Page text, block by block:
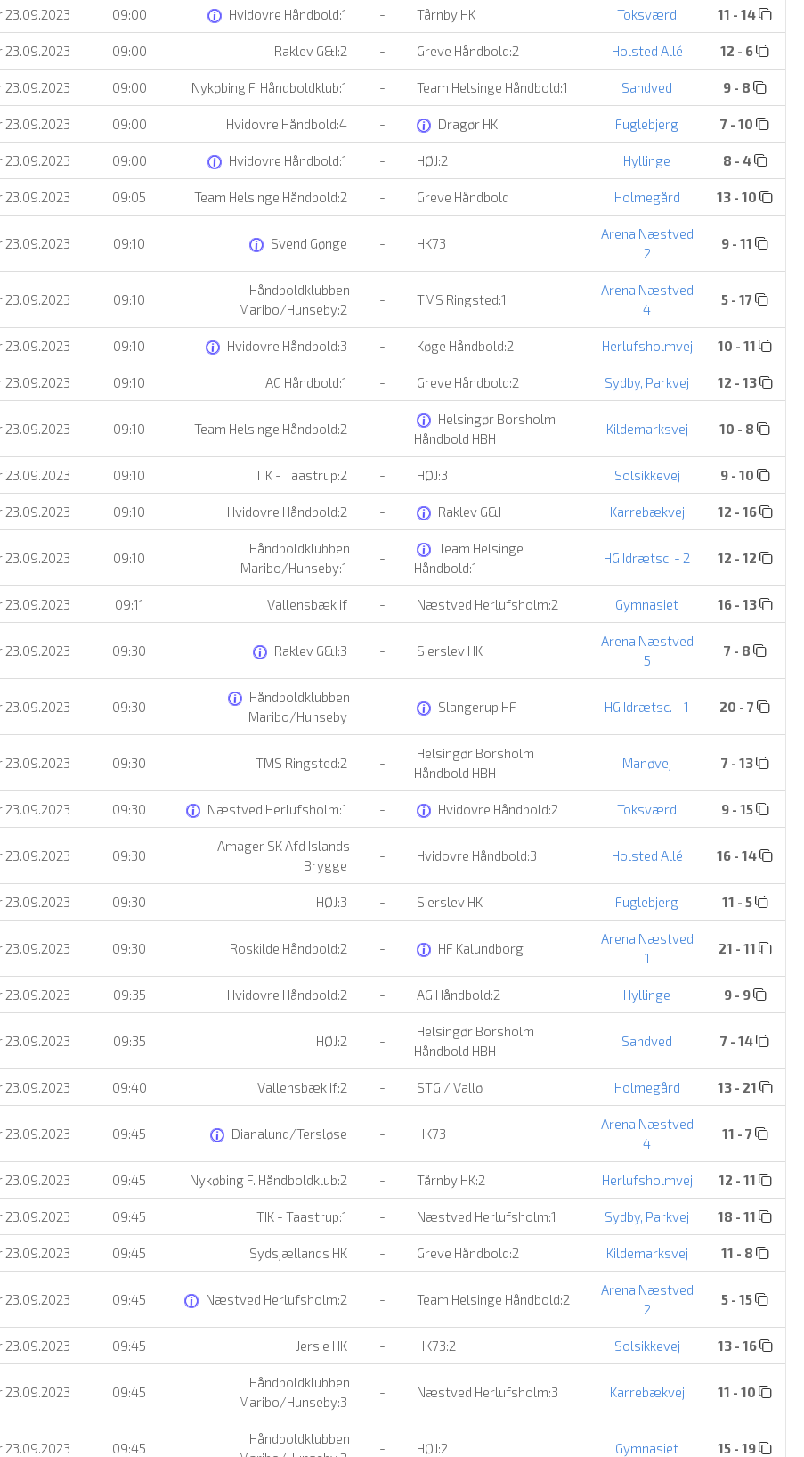
23.09.2023 09:00 Hvidovre Håndbold:1 - Tårnby HK Toksværd 11 - 14
23.09.2023 09:00 Raklev G&I:2 - Greve Håndbold:2 Holsted Allé 12 - 6
23.09.2023 09:00 Nykøbing F. Håndboldklub:1 - Team Helsinge Håndbold:1 Sandved 9 - 8
23.09.2023 09:00 Hvidovre Håndbold:4 - Dragør HK Fuglebjerg 7 - 10
23.09.2023 09:00 Hvidovre Håndbold:1 - HØJ:2 Hyllinge 8 - 4
23.09.2023 09:05 Team Helsinge Håndbold:2 - Greve Håndbold Holmegård 13 - 10
23.09.2023 09:10 Svend Gønge - HK73
Arena Næstved
2
9 - 11
23.09.2023 09:10
Håndboldklubben
Maribo/Hunseby:2
- TMS Ringsted:1
Arena Næstved
4
5 - 17
23.09.2023 09:10 Hvidovre Håndbold:3 - Køge Håndbold:2 Herlufsholmvej 10 - 11
23.09.2023 09:10 AG Håndbold:1 - Greve Håndbold:2 Sydby, Parkvej 12 - 13
23.09.2023 09:10 Team Helsinge Håndbold:2 -
Helsingør Borsholm
Håndbold HBH
Kildemarksvej 10 - 8
23.09.2023 09:10 TIK - Taastrup:2 - HØJ:3 Solsikkevej 9 - 10
23.09.2023 09:10 Hvidovre Håndbold:2 - Raklev G&I Karrebækvej 12 - 16
23.09.2023 09:10
Håndboldklubben
Maribo/Hunseby:1
-
Team Helsinge
Håndbold:1
HG Idrætsc. - 2 12 - 12
23.09.2023 09:11 Vallensbæk if - Næstved Herlufsholm:2 Gymnasiet 16 - 13
23.09.2023 09:30 Raklev G&I:3 - Sierslev HK
Arena Næstved
5
7 - 8
23.09.2023 09:30
Håndboldklubben
Maribo/Hunseby
- Slangerup HF HG Idrætsc. - 1 20 - 7
23.09.2023 09:30 TMS Ringsted:2 -
Helsingør Borsholm
Håndbold HBH
Manøvej 7 - 13
23.09.2023 09:30 Næstved Herlufsholm:1 - Hvidovre Håndbold:2 Toksværd 9 - 15
23.09.2023 09:30
Amager SK Afd Islands
Brygge
- Hvidovre Håndbold:3 Holsted Allé 16 - 14
23.09.2023 09:30 HØJ:3 - Sierslev HK Fuglebjerg 11 - 5
23.09.2023 09:30 Roskilde Håndbold:2 - HF Kalundborg
Arena Næstved
1
21 - 11
23.09.2023 09:35 Hvidovre Håndbold:2 - AG Håndbold:2 Hyllinge 9 - 9
23.09.2023 09:35 HØJ:2 -
Helsingør Borsholm
Håndbold HBH
Sandved 7 - 14
23.09.2023 09:40 Vallensbæk if:2 - STG / Vallø Holmegård 13 - 21
23.09.2023 09:45 Dianalund/Tersløse - HK73
Arena Næstved
4
11 - 7
23.09.2023 09:45 Nykøbing F. Håndboldklub:2 - Tårnby HK:2 Herlufsholmvej 12 - 11
23.09.2023 09:45 TIK - Taastrup:1 - Næstved Herlufsholm:1 Sydby, Parkvej 18 - 11
23.09.2023 09:45 Sydsjællands HK - Greve Håndbold:2 Kildemarksvej 11 - 8
23.09.2023 09:45 Næstved Herlufsholm:2 - Team Helsinge Håndbold:2
Arena Næstved
2
5 - 15
23.09.2023 09:45 Jersie HK - HK73:2 Solsikkevej 13 - 16
23.09.2023 09:45
Håndboldklubben
Maribo/Hunseby:3
- Næstved Herlufsholm:3 Karrebækvej 11 - 10
23.09.2023 09:45
Håndboldklubben
- HØJ:2 Gymnasiet 15 - 19